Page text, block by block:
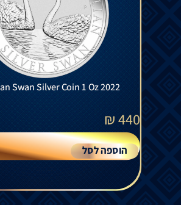
Swan Silver Coin 1 Oz 2022
440
₪
הוספה לסל